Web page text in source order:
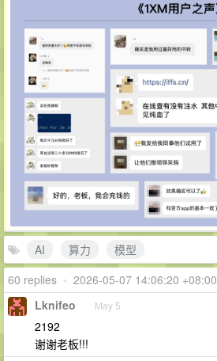
AI 算力
模型
60 replies • 2026-05-07 14:06:20 +08:00
Lknifeo May 5
2192
谢谢老板!!!